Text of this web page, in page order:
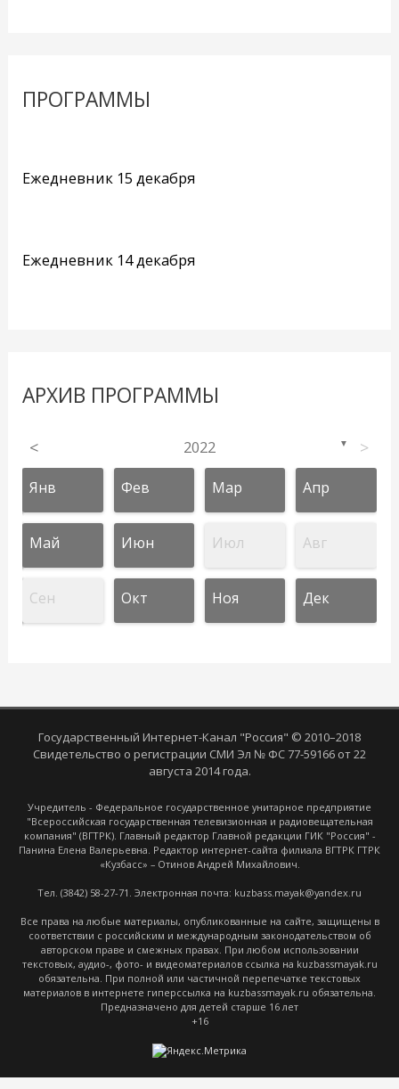
ПРОГРАММЫ
Ежедневник 15 декабря
Ежедневник 14 декабря
АРХИВ ПРОГРАММЫ
< 2022 ▼ >
Янв Фев Мар Апр
Май Июн Июл Авг
Сен Окт Ноя Дек
Государственный Интернет-Канал "Россия" © 2010–2018
Свидетельство о регистрации СМИ Эл № ФС 77-59166 от 22
августа 2014 года.
Учредитель - Федеральное государственное унитарное предприятие
"Всероссийская государственная телевизионная и радиовещательная
компания" (ВГТРК). Главный редактор Главной редакции ГИК "Россия" -
Панина Елена Валерьевна. Редактор интернет-сайта филиала ВГТРК ГТРК
«Кузбасс» – Отинов Андрей Михайлович.
Тел. (3842) 58-27-71. Электронная почта: kuzbass.mayak@yandex.ru
Все права на любые материалы, опубликованные на сайте, защищены в
соответствии с российским и международным законодательством об
авторском праве и смежных правах. При любом использовании
текстовых, аудио-, фото- и видеоматериалов ссылка на kuzbassmayak.ru
обязательна. При полной или частичной перепечатке текстовых
материалов в интернете гиперссылка на kuzbassmayak.ru обязательна.
Предназначено для детей старше 16 лет
+16